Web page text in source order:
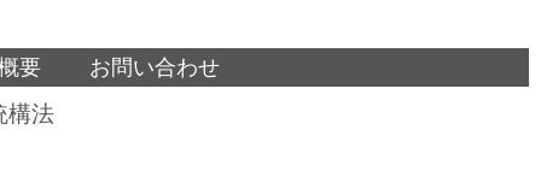
要 お問い合わせ
構法